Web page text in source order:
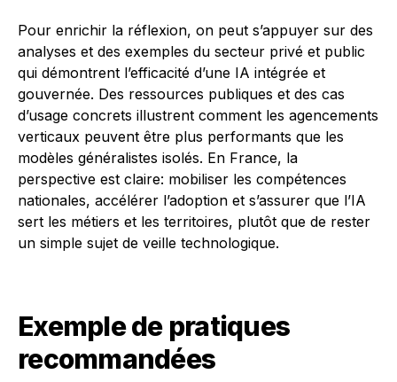
Pour enrichir la réflexion, on peut s’appuyer sur des
analyses et des exemples du secteur privé et public
qui démontrent l’efficacité d’une IA intégrée et
gouvernée. Des ressources publiques et des cas
d’usage concrets illustrent comment les agencements
verticaux peuvent être plus performants que les
modèles généralistes isolés. En France, la
perspective est claire: mobiliser les compétences
nationales, accélérer l’adoption et s’assurer que l’IA
sert les métiers et les territoires, plutôt que de rester
un simple sujet de veille technologique.
Exemple de pratiques
recommandées